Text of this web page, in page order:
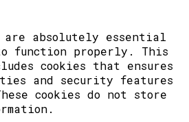
are absolutely essential
function properly. This
cookies that ensures
and security features
cookies do not store